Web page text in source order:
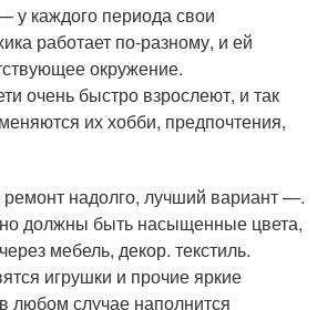
у каждого периода свои
работает по-разному, и ей
окружение.
очень быстро взрослеют, и так
их хобби, предпочтения,
надолго, лучший вариант —.
должны быть насыщенные цвета,
мебель, декор. текстиль.
игрушки и прочие яркие
любом случае наполнится